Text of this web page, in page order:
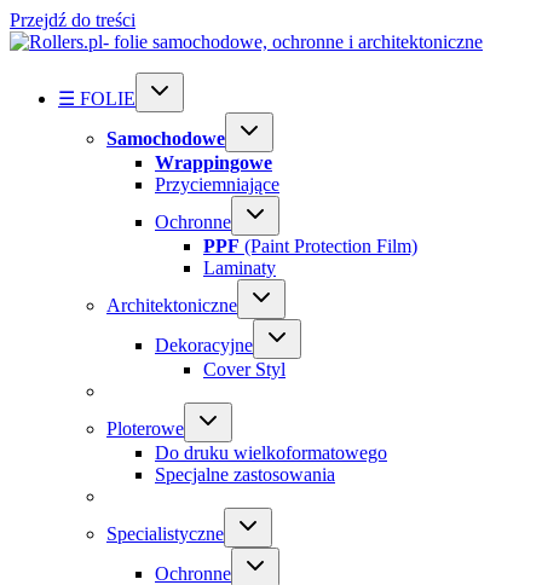
Przejdź do treści
☰ FOLIE
Samochodowe
Wrappingowe
Przyciemniające
Ochronne
PPF (Paint Protection Film)
Laminaty
Architektoniczne
Dekoracyjne
Cover Styl
Ploterowe
Do druku wielkoformatowego
Specjalne zastosowania
Specialistyczne
Ochronne